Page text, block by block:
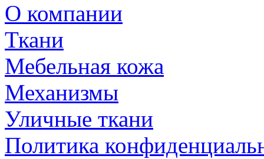
О компании
Ткани
Мебельная кожа
Механизмы
Уличные ткани
Политика